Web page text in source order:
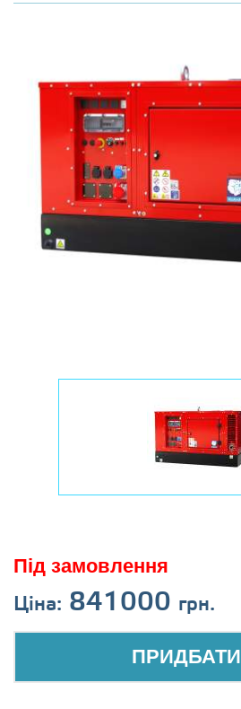
Під замовлення
Ціна: 841000 грн.
ПРИДБАТИ